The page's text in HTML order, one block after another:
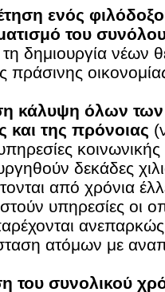
ενός
του
τη δημιουργία νέων
πράσινης
κάλυψη όλων των
και της πρόνοιας
δεκάδες
από χρόνια
υπηρεσίες οι
ατόμων με
του συνολικού